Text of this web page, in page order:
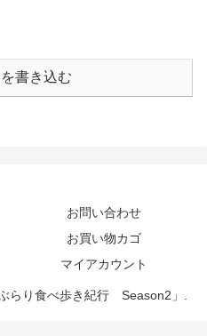
書き込む
お問い合わせ
お買い物カゴ
マイアカウント
らり食べ歩き紀行 Season2」.